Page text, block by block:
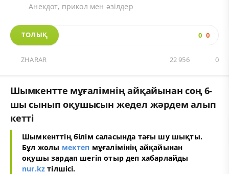
Анекдот, прикол мен әзілдер
ТОЛЫҚ 0 0
ZHARAR 0
22 956
Шымкентте мұғалімнің айқайынан соң 6-
шы сынып оқушысын жедел жәрдем алып
кетті
Шымкенттің білім саласында тағы шу шықты.
Бұл жолы мектеп мұғалімінің айқайынан
оқушы зардап шегіп отыр деп хабарлайды
nur.kz тілшісі.